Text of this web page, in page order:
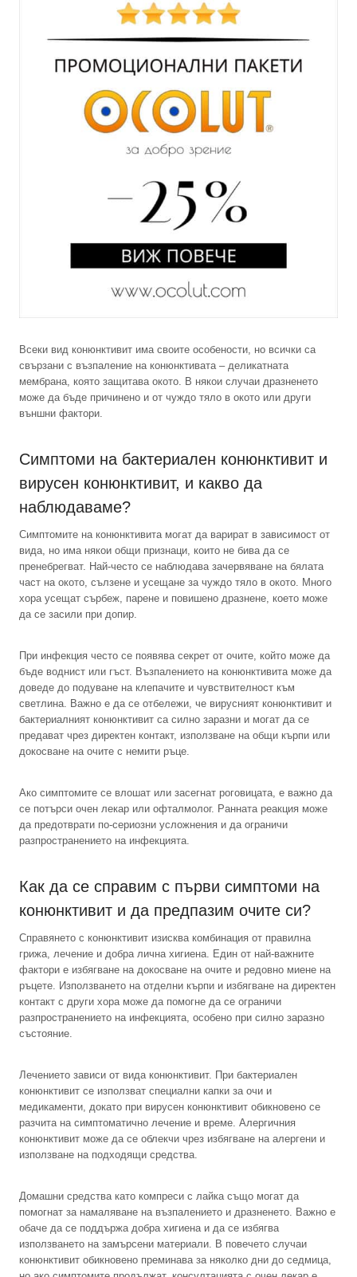
Всеки вид конюнктивит има своите особености, но всички са
свързани с възпаление на конюнктивата – деликатната
мембрана, която защитава окото. В някои случаи дразненето
може да бъде причинено и от чуждо тяло в окото или други
външни фактори.
Симптоми на бактериален конюнктивит и
вирусен конюнктивит, и какво да
наблюдаваме?
Симптомите на конюнктивита могат да варират в зависимост от
вида, но има някои общи признаци, които не бива да се
пренебрегват. Най-често се наблюдава зачервяване на бялата
част на окото, сълзене и усещане за чуждо тяло в окото. Много
хора усещат сърбеж, парене и повишено дразнене, което може
да се засили при допир.
При инфекция често се появява секрет от очите, който може да
бъде воднист или гъст. Възпалението на конюнктивита може да
доведе до подуване на клепачите и чувствителност към
светлина. Важно е да се отбележи, че вирусният конюнктивит и
бактериалният конюнктивит са силно заразни и могат да се
предават чрез директен контакт, използване на общи кърпи или
докосване на очите с немити ръце.
Ако симптомите се влошат или засегнат роговицата, е важно да
се потърси очен лекар или офталмолог. Ранната реакция може
да предотврати по-сериозни усложнения и да ограничи
разпространението на инфекцията.
Как да се справим с първи симптоми на
конюнктивит и да предпазим очите си?
Справянето с конюнктивит изисква комбинация от правилна
грижа, лечение и добра лична хигиена. Един от най-важните
фактори е избягване на докосване на очите и редовно миене на
ръцете. Използването на отделни кърпи и избягване на директен
контакт с други хора може да помогне да се ограничи
разпространението на инфекцията, особено при силно заразно
състояние.
Лечението зависи от вида конюнктивит. При бактериален
конюнктивит се използват специални капки за очи и
медикаменти, докато при вирусен конюнктивит обикновено се
разчита на симптоматично лечение и време. Алергичния
конюнктивит може да се облекчи чрез избягване на алергени и
използване на подходящи средства.
Домашни средства като компреси с лайка също могат да
помогнат за намаляване на възпалението и дразненето. Важно е
обаче да се поддържа добра хигиена и да се избягва
използването на замърсени материали. В повечето случаи
конюнктивит обикновено преминава за няколко дни до седмица,